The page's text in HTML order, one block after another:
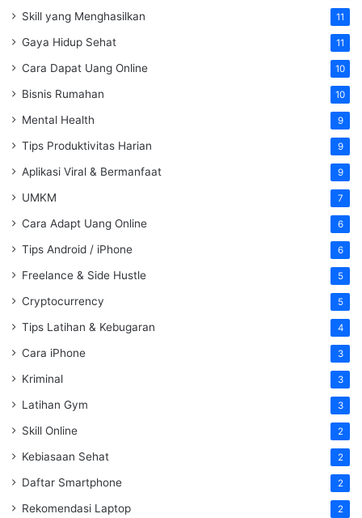
Skill yang Menghasilkan 11
Gaya Hidup Sehat 11
Cara Dapat Uang Online 10
Bisnis Rumahan 10
Mental Health 9
Tips Produktivitas Harian 9
Aplikasi Viral & Bermanfaat 9
UMKM 7
Cara Adapt Uang Online 6
Tips Android / iPhone 6
Freelance & Side Hustle 5
Cryptocurrency 5
Tips Latihan & Kebugaran 4
Cara iPhone 3
Kriminal 3
Latihan Gym 3
Skill Online 2
Kebiasaan Sehat 2
Daftar Smartphone 2
Rekomendasi Laptop 2